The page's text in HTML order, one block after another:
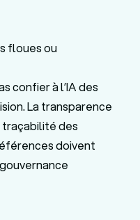
floues ou
confier à l’IA des
La transparence
traçabilité des
doivent